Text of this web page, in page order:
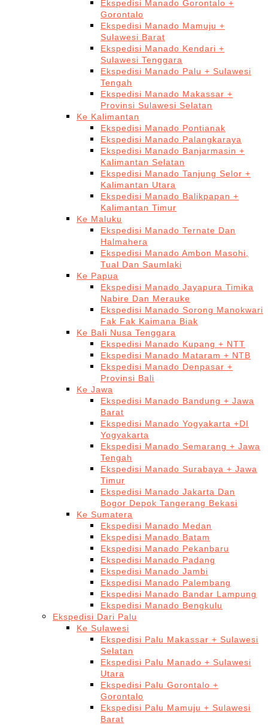
Ekspedisi Manado Gorontalo +
Gorontalo
Ekspedisi Manado Mamuju +
Sulawesi Barat
Ekspedisi Manado Kendari +
Sulawesi Tenggara
Ekspedisi Manado Palu + Sulawesi
Tengah
Ekspedisi Manado Makassar +
Provinsi Sulawesi Selatan
Ke Kalimantan
Ekspedisi Manado Pontianak
Ekspedisi Manado Palangkaraya
Ekspedisi Manado Banjarmasin +
Kalimantan Selatan
Ekspedisi Manado Tanjung Selor +
Kalimantan Utara
Ekspedisi Manado Balikpapan +
Kalimantan Timur
Ke Maluku
Ekspedisi Manado Ternate Dan
Halmahera
Ekspedisi Manado Ambon Masohi,
Tual Dan Saumlaki
Ke Papua
Ekspedisi Manado Jayapura Timika
Nabire Dan Merauke
Ekspedisi Manado Sorong Manokwari
Fak Fak Kaimana Biak
Ke Bali Nusa Tenggara
Ekspedisi Manado Kupang + NTT
Ekspedisi Manado Mataram + NTB
Ekspedisi Manado Denpasar +
Provinsi Bali
Ke Jawa
Ekspedisi Manado Bandung + Jawa
Barat
Ekspedisi Manado Yogyakarta +DI
Yogyakarta
Ekspedisi Manado Semarang + Jawa
Tengah
Ekspedisi Manado Surabaya + Jawa
Timur
Ekspedisi Manado Jakarta Dan
Bogor Depok Tangerang Bekasi
Ke Sumatera
Ekspedisi Manado Medan
Ekspedisi Manado Batam
Ekspedisi Manado Pekanbaru
Ekspedisi Manado Padang
Ekspedisi Manado Jambi
Ekspedisi Manado Palembang
Ekspedisi Manado Bandar Lampung
Ekspedisi Manado Bengkulu
Ekspedisi Dari Palu
Ke Sulawesi
Ekspedisi Palu Makassar + Sulawesi
Selatan
Ekspedisi Palu Manado + Sulawesi
Utara
Ekspedisi Palu Gorontalo +
Gorontalo
Ekspedisi Palu Mamuju + Sulawesi
Barat